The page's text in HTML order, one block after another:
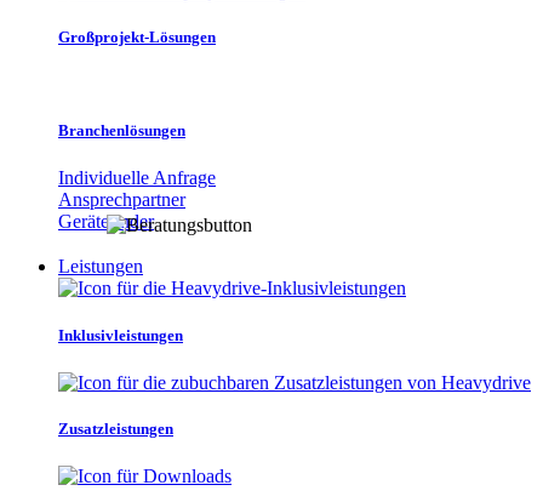
Großprojekt-Lösungen
Branchenlösungen
Individuelle Anfrage
Ansprechpartner
Gerätefinder
Leistungen
Inklusivleistungen
Zusatzleistungen